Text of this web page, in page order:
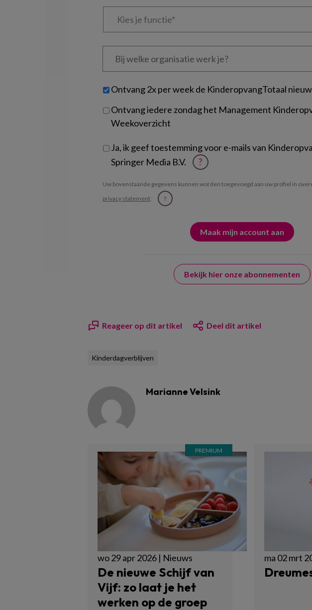
Kies
Bij
welke
je?
Untitled
Ontvang 2x per week de KinderopvangTotaal
Ontvang iedere zondag het Management
Weekoverzicht
Ja, ik geef toestemming voor e-mails van
Springer Media B.V.
?
Uw bovenstaande gegevens kunnen worden toegevoegd aan uw profiel in
privacy statement. ?
Bekijk hier onze abonnementen
Reageer op dit artikel Deel dit artikel
Kinderdagverblijven
Marianne Velsink
wo 29 apr 2026 | Nieuws
De nieuwe Schijf van
Vijf: zo laat je het
werken op de groep
ma 02 mrt